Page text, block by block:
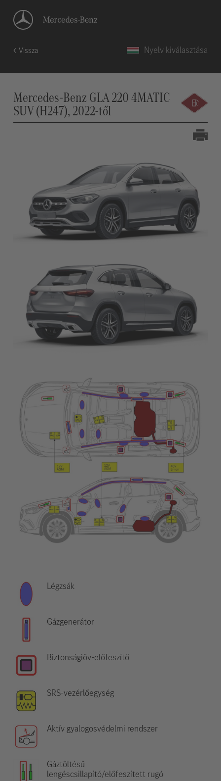
Vissza Nyelv kiválasztása
Mercedes-Benz GLA 220 4MATIC
SUV (H247), 2022-től
Légzsák
Gázgenerátor
Biztonságiöv-előfeszítő
SRS-vezérlőegység
Aktív gyalogosvédelmi rendszer
Gáztöltésű
lengéscsillapító/előfeszített rugó